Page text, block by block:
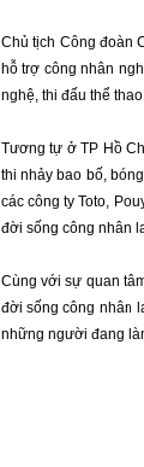
Chủ tịch Công đoàn
hỗ trợ công nhân
nghệ, thi đấu thể
Tương tự ở TP Hồ
thi nhảy bao bố,
các công ty Toto,
đời sống công nhân
Cùng với sự quan
đời sống công nhân
những người đang